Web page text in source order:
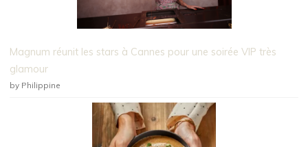
Magnum réunit les stars à Cannes pour une soirée VIP très
glamour
by Philippine